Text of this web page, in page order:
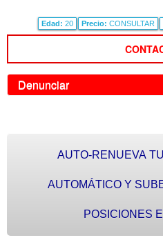
Edad: 20 Precio: CONSULTAR
Denunciar
AUTO-RENUEVA
AUTOMÁTICO Y
POSICIONES